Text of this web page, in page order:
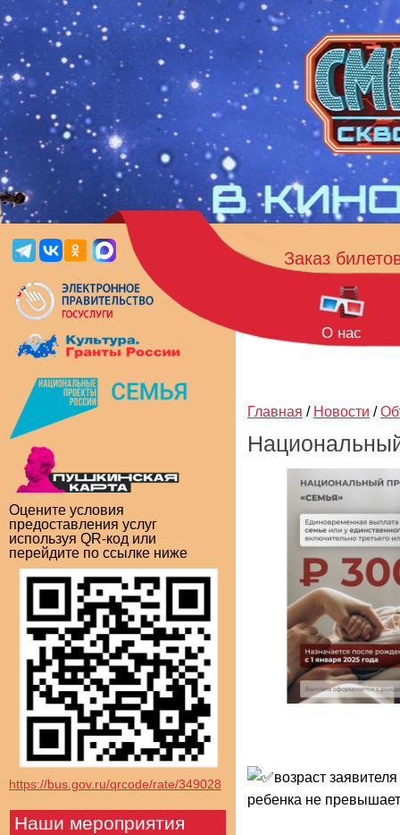
Оцените условия
предоставления услуг
используя QR-код или
перейдите по ссылке ниже
https://bus.gov.ru/qrcode/rate/349028
Наши мероприятия
Заказ
О нас
Главная / Новости /
возраст
ребенка не